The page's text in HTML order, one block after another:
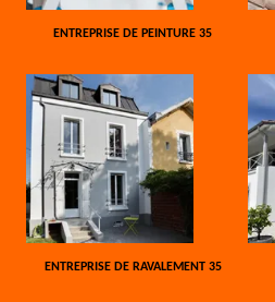
ENTREPRISE DE PEINTURE 35
ENTREPRISE DE RAVALEMENT 35